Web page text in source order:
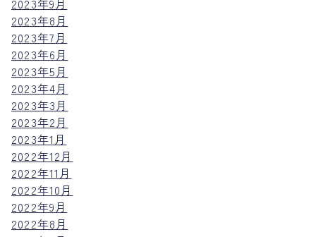
2023年9月
2023年8月
2023年7月
2023年6月
2023年5月
2023年4月
2023年3月
2023年2月
2023年1月
2022年12月
2022年11月
2022年10月
2022年9月
2022年8月